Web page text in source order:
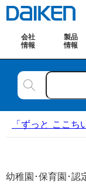
会社
情報
製品
情報
「ずっと ここ
幼稚園･保育園･認